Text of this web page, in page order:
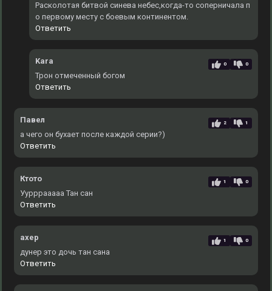
Расколотая битвой синева небес,когда-то соперничала п
о первому месту с боевым континентом.
Ответить
Kara 0 0
Трон отмеченный богом
Ответить
Павел 2 1
а чего он бухает после каждой серии?)
Ответить
Ктото 1 0
Уурррааааа Тан сан
Ответить
ахер 1 0
дунер это дочь тан сана
Ответить